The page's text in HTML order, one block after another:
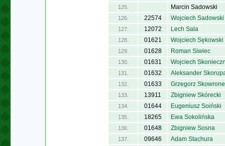
125. Marcin Sadowski
126. 22574 Wojciech Sadowski
127. 12072 Lech Sala
128. 01621 Wojciech Sękowski
129. 01628 Roman Siwiec
130. 01631 Wojciech
131. 01632 Aleksander
132. 01633 Grzegorz
133. 13911 Zbigniew Skórecki
134. 01644 Eugeniusz Soiński
135. 18265 Ewa Sokolińska
136. 01648 Zbigniew Sosna
137. 09646 Adam Stachura